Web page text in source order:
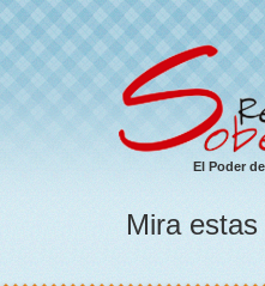
El Poder
Mira